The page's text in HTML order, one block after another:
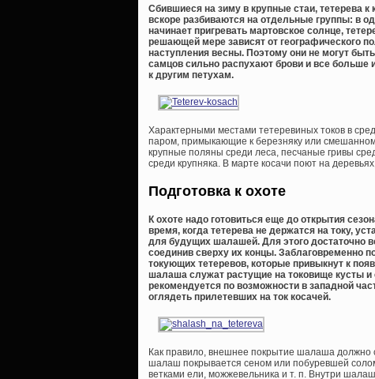
Сбившиеся на зиму в крупные стаи, тетерева
вскоре разбиваются на отдельные группы: в
начинает пригревать мартовское солнце,
решающей мере зависят от географического
наступления весны. Поэтому они не могут
самцов сильно распухают брови и все больше
к другим петухам.
Характерными местами тетеревиных токов в
паром, примыкающие к березняку или
крупные поляны среди леса, песчаные гривы
среди крупняка. В марте косачи поют на
Подготовка к охоте
К охоте надо готовиться еще до открытия
время, когда тетерева не держатся на току,
для будущих шалашей. Для этого достаточно
соединив сверху их концы. Заблаговременно
токующих тетеревов, которые привыкнут к
шалаша служат растущие на токовище кусты
рекомендуется по возможности в западной
оглядеть прилетевших на ток косачей.
Как правило, внешнее покрытие шалаша должно
шалаш покрывается сеном или побуревшей
ветками ели, можжевельника и т. п. Внутри